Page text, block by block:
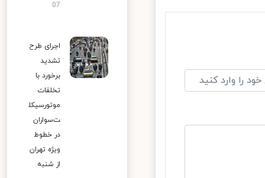
07
اجرای طرح
تشدید
برخورد با
تخلفات
موتورسیکل
ت‌سواران
در خطوط
ویژه تهران
از شنبه